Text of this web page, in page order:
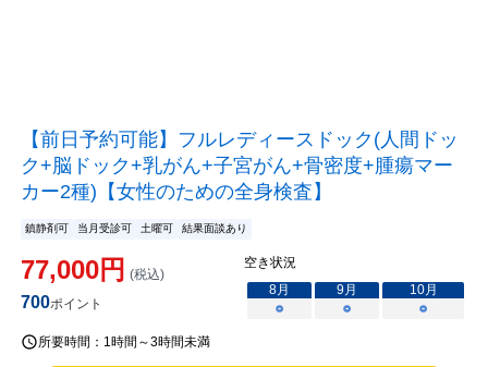
【前日予約可能】フルレディースドック(人間ドッ
ク+脳ドック+乳がん+子宮がん+骨密度+腫瘍マー
カー2種)【女性のための全身検査】
鎮静剤可 当月受診可 土曜可 結果面談あり
77,000円 (税込)
700ポイント
空き状況
8月 9月 10月
○
○ ○
所要時間： 1時間～3時間未満